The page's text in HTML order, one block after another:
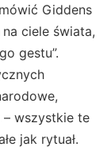
Giddens
ciele świata,
gestu”.
– wszystkie te
jak rytuał.